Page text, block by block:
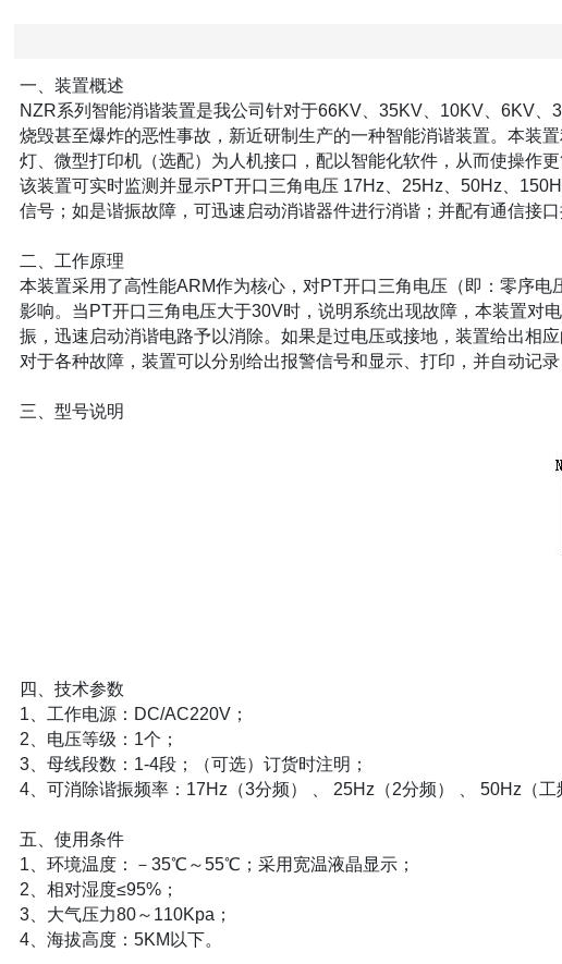
一、装置概述
NZR系列智能消谐装置是我公司针对于66KV、35KV、10KV、6KV
烧毁甚至爆炸的恶性事故，新近研制生产的一种智能消谐装置。本装
灯、微型打印机（选配）为人机接口，配以智能化软件，从而使操作更
该装置可实时监测并显示PT开口三角电压 17Hz、25Hz、50Hz、
信号；如是谐振故障，可迅速启动消谐器件进行消谐；并配有通信接
二、工作原理
本装置采用了高性能ARM作为核心，对PT开口三角电压（即：零序
影响。当PT开口三角电压大于30V时，说明系统出现故障，本装置对
振，迅速启动消谐电路予以消除。如果是过电压或接地，装置给出相应
对于各种故障，装置可以分别给出报警信号和显示、打印，并自动记
三、型号说明
四、技术参数
1、工作电源：DC/AC220V；
2、电压等级：1个；
3、母线段数：1-4段；（可选）订货时注明；
4、可消除谐振频率：17Hz（3分频） 、 25Hz（2分频） 、 50Hz（
五、使用条件
1、环境温度：－35℃～55℃；采用宽温液晶显示；
2、相对湿度≤95%；
3、大气压力80～110Kpa；
4、海拔高度：5KM以下。